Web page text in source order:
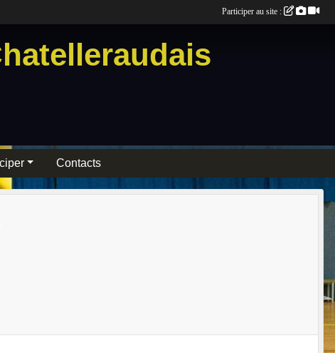
Contacts
Participer au site :